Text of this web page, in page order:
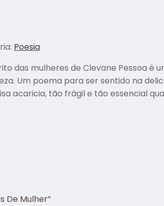
Poesia
das mulheres de Clevane Pessoa
Um poema para ser sentido na
acaricia, tão frágil e tão essencial
De Mulher”